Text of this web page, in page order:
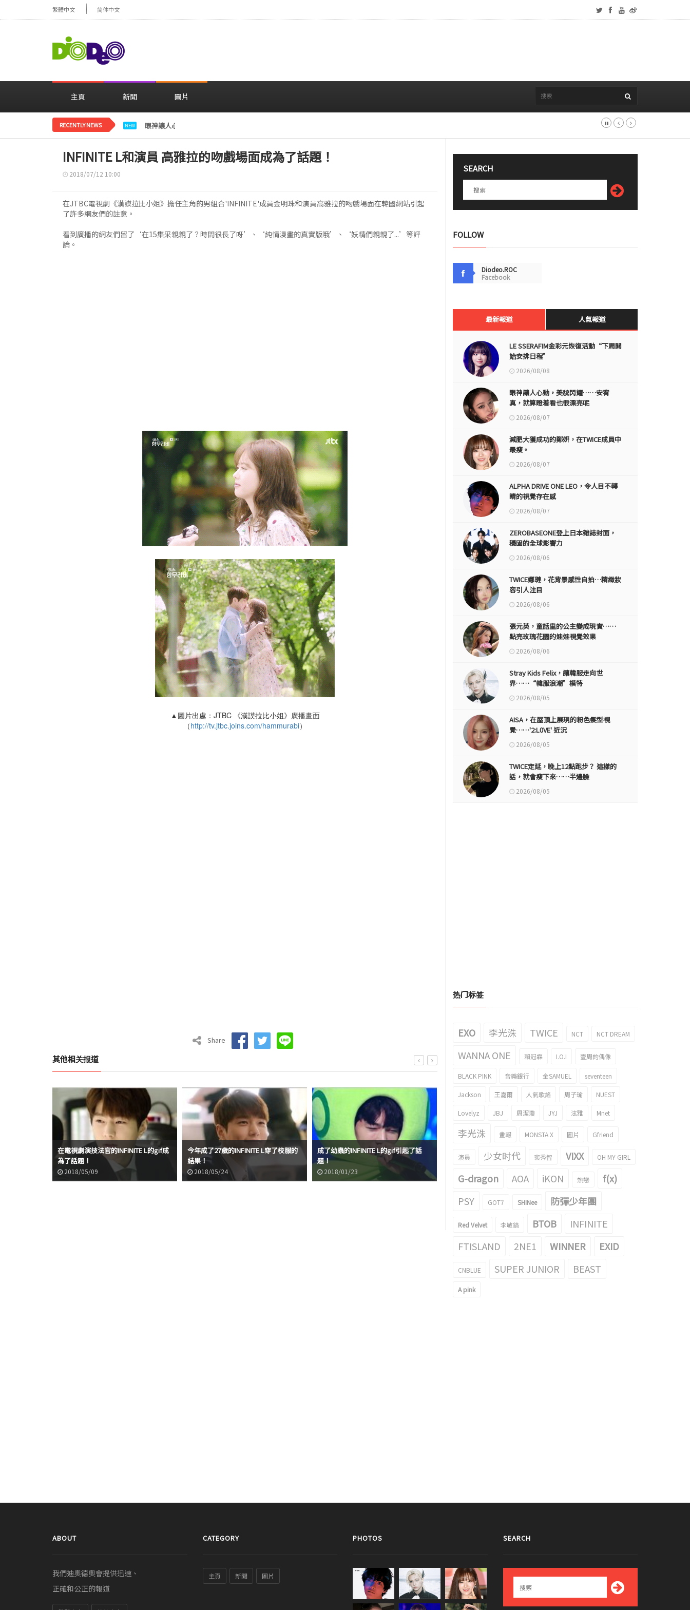
繁體中文 简体中文
主頁 新聞 圖片
RECENTLY NEWS NEW 眼神讓人心動，美貌閃耀……安宥真，就算瞪着看也很漂亮呢
INFINITE L和演員 高雅拉的吻戲場面成為了話題！
2018/07/12 10:00
在JTBC電視劇《漢謨拉比小姐》擔任主角的男組合'INFINITE'成員金明珠和演員高雅拉的吻戲場面在韓國網站引起
了許多網友們的註意。
看到廣播的網友們留了‘在15集采親親了？時間很長了呀’、‘純情漫畫的真實版哦’、‘妖精們親親了...’等評
論。
▲圖片出處：JTBC 《漢謨拉比小姐》廣播畫面
（http://tv.jtbc.joins.com/hammurabi）
Share
其他相关报道
在電視劇演技法官的INFINITE L的gif成
為了話題！
2018/05/09
今年成了27歲的INFINITE L穿了校服的
結果！
2018/05/24
成了幼蟲的INFINITE L的gif引起了話
題！
2018/01/23
Ending男神登場了！INFINITE L的gif引
起了話題
為了話題！
SEARCH
FOLLOW
Diodeo.ROC
Facebook
最新報道 人氣報道
LE SSERAFIM金彩元恢復活動“下周開
始安排日程”
2026/08/08
眼神讓人心動，美貌閃耀……安宥
真，就算瞪着看也很漂亮呢
2026/08/07
減肥大獲成功的鄭妍，在TWICE成員中
最瘦。
2026/08/07
ALPHA DRIVE ONE LEO，令人目不轉
睛的視覺存在感
2026/08/07
ZEROBASEONE登上日本雜誌封面，
穩固的全球影響力
2026/08/06
TWICE娜璉，花背景感性自拍…精緻妝
容引人注目
2026/08/06
張元英，童話里的公主變成現實……
點亮玫瑰花園的娃娃視覺效果
2026/08/06
Stray Kids Felix，讓韓服走向世
界……“韓服浪潮”模特
2026/08/05
AISA，在屋頂上展現的粉色髮型視
覺……'2:L0VE' 近況
2026/08/05
TWICE定延，晚上12點跑步？ 這樣的
話，就會瘦下來……半邊臉
2026/08/05
热门标签
EXO 李光洙 TWICE NCT NCT DREAM
WANNA ONE 賴冠霖 I.O.I 壹周的偶像
BLACK PINK 音樂銀行 金SAMUEL seventeen
Jackson 王嘉爾 人氣歌謠 周子瑜 NUEST
Lovelyz JBJ 周潔瓊 JYJ 泫雅 Mnet
李光洙 畫報 MONSTA X 圖片 Gfriend
演員 少女时代 裴秀智 VIXX OH MY GIRL
G-dragon AOA iKON 熱戀
f(x)
PSY
GOT7 SHINee 防彈少年團
Red Velvet 李敏鎬 BTOB
INFINITE
FTISLAND
2NE1 WINNER EXID
CNBLUE SUPER JUNIOR BEAST
A pink
ABOUT
我們迪奧德奧會提供迅速、
正確和公正的報道
CATEGORY
主頁 新聞 圖片
PHOTOS SEARCH